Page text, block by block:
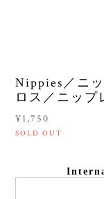
Nippies／ニ
ロス／ニップ
¥1,750
SOLD OUT